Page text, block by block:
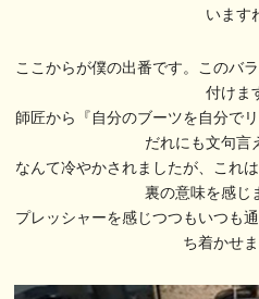
います
ここからが僕の出番です。このバ
付けま
師匠から『自分のブーツを自分で
だれにも文句言
なんて冷やかされましたが、これ
裏の意味を感じ
プレッシャーを感じつつもいつも
ち着かせま